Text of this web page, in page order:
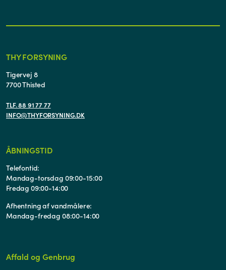
THY FORSYNING
Tigervej 8
7700 Thisted
TLF. 88 91 77 77
INFO@THYFORSYNING.DK
ÅBNINGSTID
Telefontid:
Mandag-torsdag 09:00-15:00
Fredag 09:00-14:00
Afhentning af vandmålere:
Mandag-fredag 08:00-14:00
Affald og Genbrug